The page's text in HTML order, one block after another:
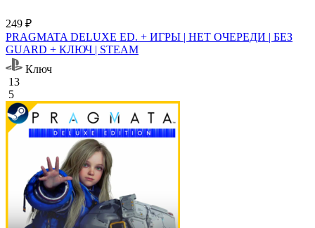
249 ₽
PRAGMATA DELUXE ED. + ИГРЫ | НЕТ ОЧЕРЕДИ | БЕЗ
GUARD + КЛЮЧ | STEAM
Ключ
13
5